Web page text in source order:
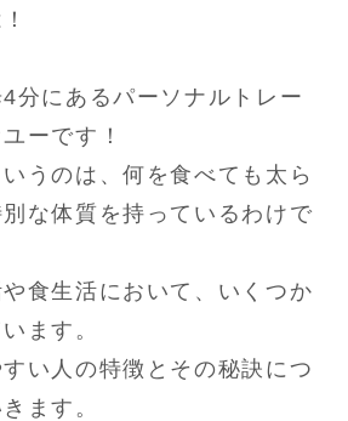
分にあるパーソナルトレー
ーです！
うのは、何を食べても太ら
な体質を持っているわけで
食生活において、いくつか
ます。
い人の特徴とその秘訣につ
ます。